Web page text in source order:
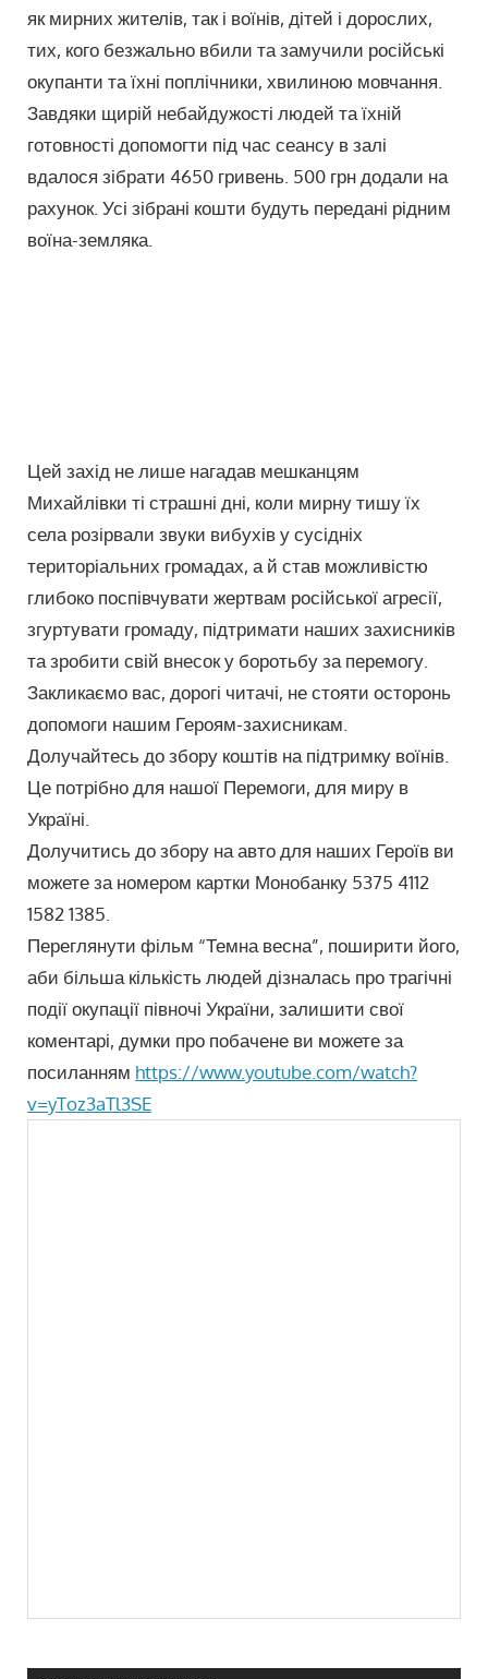
як мирних жителів, так і воїнів, дітей і дорослих,
тих, кого безжально вбили та замучили російські
окупанти та їхні поплічники, хвилиною мовчання.
Завдяки щирій небайдужості людей та їхній
готовності допомогти під час сеансу в залі
вдалося зібрати 4650 гривень. 500 грн додали на
рахунок. Усі зібрані кошти будуть передані рідним
воїна-земляка.
Цей захід не лише нагадав мешканцям
Михайлівки ті страшні дні, коли мирну тишу їх
села розірвали звуки вибухів у сусідніх
територіальних громадах, а й став можливістю
глибоко поспівчувати жертвам російської агресії,
згуртувати громаду, підтримати наших захисників
та зробити свій внесок у боротьбу за перемогу.
Закликаємо вас, дорогі читачі, не стояти осторонь
допомоги нашим Героям-захисникам.
Долучайтесь до збору коштів на підтримку воїнів.
Це потрібно для нашої Перемоги, для миру в
Україні.
Долучитись до збору на авто для наших Героїв ви
можете за номером картки Монобанку 5375 4112
1582 1385.
Переглянути фільм “Темна весна”, поширити його,
аби більша кількість людей дізналась про трагічні
події окупації півночі України, залишити свої
коментарі, думки про побачене ви можете за
посиланням https://www.youtube.com/watch?
v=yToz3aTl3SE